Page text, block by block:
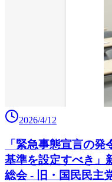
2026/4/12
「緊急事態宣言の発
基準を設定すべき」
総会 - 旧・国民民主